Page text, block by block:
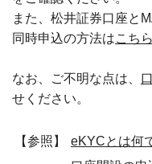
また、松井証券口座と
同時申込の方法はこちら
なお、ご不明な点は、
せください。
【参照】
eKYCとは何